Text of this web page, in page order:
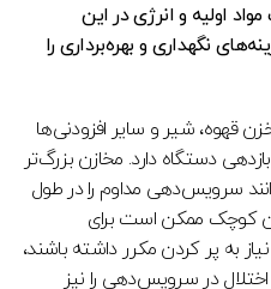
اولیه و انرژی در این
نگهداری و بهره‌برداری را
قهوه، شیر و سایر افزودنی‌ها
دستگاه دارد. مخازن بزرگ‌تر
سرویس‌دهی مداوم را در طول
کوچک ممکن است برای
به پر کردن مکرر داشته باشند،
در سرویس‌دهی را نیز